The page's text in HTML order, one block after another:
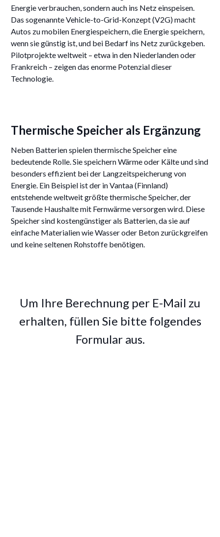
Energie verbrauchen, sondern auch ins Netz einspeisen.
Das sogenannte Vehicle-to-Grid-Konzept (V2G) macht
Autos zu mobilen Energiespeichern, die Energie speichern,
wenn sie günstig ist, und bei Bedarf ins Netz zurückgeben.
Pilotprojekte weltweit – etwa in den Niederlanden oder
Frankreich – zeigen das enorme Potenzial dieser
Technologie.
Thermische Speicher als Ergänzung
Neben Batterien spielen thermische Speicher eine
bedeutende Rolle. Sie speichern Wärme oder Kälte und sind
besonders effizient bei der Langzeitspeicherung von
Energie. Ein Beispiel ist der in Vantaa (Finnland)
entstehende weltweit größte thermische Speicher, der
Tausende Haushalte mit Fernwärme versorgen wird. Diese
Speicher sind kostengünstiger als Batterien, da sie auf
einfache Materialien wie Wasser oder Beton zurückgreifen
und keine seltenen Rohstoffe benötigen.
Um Ihre Berechnung per E-Mail zu
erhalten, füllen Sie bitte folgendes
Formular aus.